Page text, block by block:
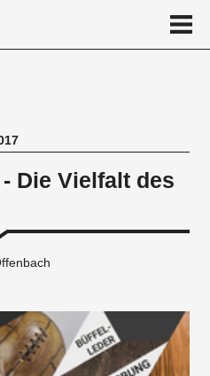
Die Vielfalt des